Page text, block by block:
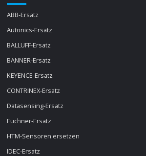
ABB-Ersatz
Autonics-Ersatz
BALLUFF-Ersatz
BANNER-Ersatz
KEYENCE-Ersatz
CONTRINEX-Ersatz
Datasensing-Ersatz
Euchner-Ersatz
HTM-Sensoren ersetzen
IDEC-Ersatz